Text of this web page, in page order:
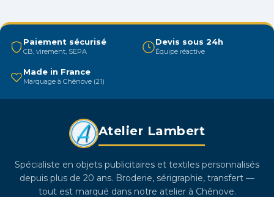
peuvent
être
choisies
page
produit
Paiement sécurisé
CB, virement, SEPA
Devis sous 24h
Équipe réactive
Made in France
Marquage à Chênove (21)
Atelier Lambert
Spécialiste en objets publicitaires et textiles personnalisés
depuis plus de 20 ans. Broderie, sérigraphie, transfert —
tout est marqué dans notre atelier à Chênove.